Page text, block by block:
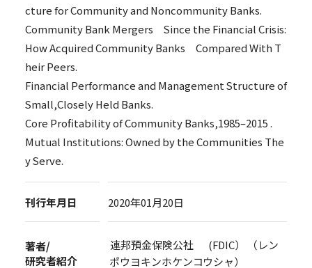
cture for Community and Noncommunity Banks.
Community Bank Mergers Since the Financial Crisis:
How Acquired Community Banks Compared With T
heir Peers.
Financial Performance and Management Structure of
Small,Closely Held Banks.
Core Profitability of Community Banks,1985–2015 .
Mutual Institutions: Owned by the Communities The
y Serve.
刊行年月日 2020年01月20日
著者/
研究者紹介
連邦預金保険公社 (FDIC） （レン
ポウヨキンホケンコウシャ）